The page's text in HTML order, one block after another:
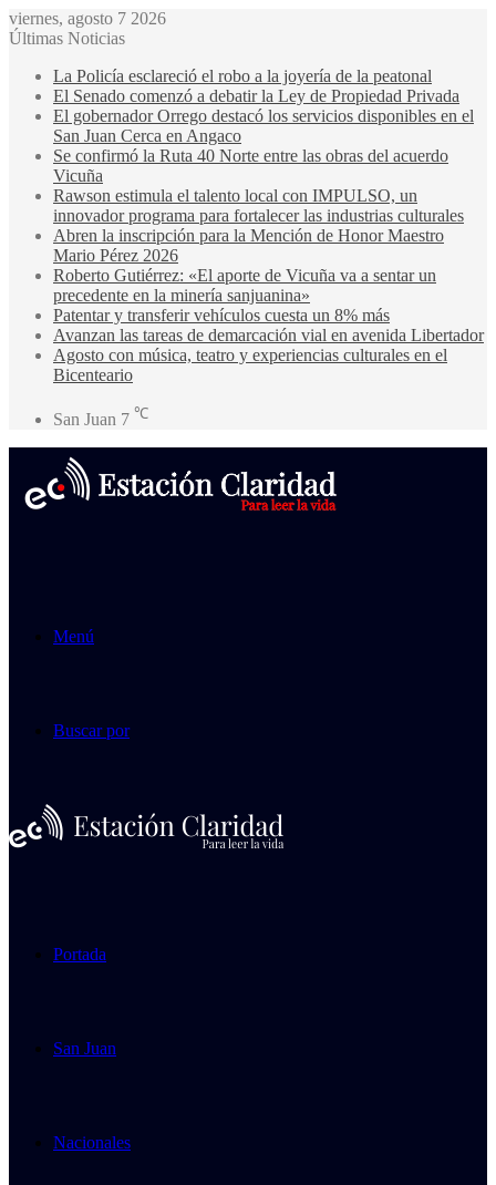
viernes, agosto 7 2026
Últimas Noticias
La Policía esclareció el robo a la joyería de la peatonal
El Senado comenzó a debatir la Ley de Propiedad Privada
El gobernador Orrego destacó los servicios disponibles en el
San Juan Cerca en Angaco
Se confirmó la Ruta 40 Norte entre las obras del acuerdo
Vicuña
Rawson estimula el talento local con IMPULSO, un
innovador programa para fortalecer las industrias culturales
Abren la inscripción para la Mención de Honor Maestro
Mario Pérez 2026
Roberto Gutiérrez: «El aporte de Vicuña va a sentar un
precedente en la minería sanjuanina»
Patentar y transferir vehículos cuesta un 8% más
Avanzan las tareas de demarcación vial en avenida Libertador
Agosto con música, teatro y experiencias culturales en el
Bicenteario
San Juan 7 ℃
Menú
Buscar por
Portada
San Juan
Nacionales